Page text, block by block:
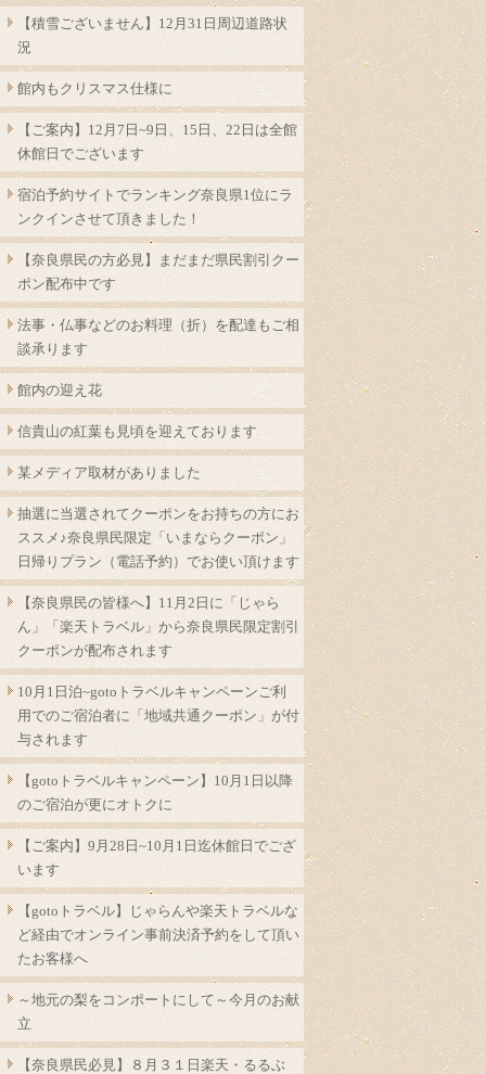
【積雪ございません】12月31日周辺道路状
況
館内もクリスマス仕様に
【ご案内】12月7日~9日、15日、22日は全館
休館日でございます
宿泊予約サイトでランキング奈良県1位にラ
ンクインさせて頂きました！
【奈良県民の方必見】まだまだ県民割引クー
ポン配布中です
法事・仏事などのお料理（折）を配達もご相
談承ります
館内の迎え花
信貴山の紅葉も見頃を迎えております
某メディア取材がありました
抽選に当選されてクーポンをお持ちの方にお
ススメ♪奈良県民限定「いまならクーポン」
日帰りプラン（電話予約）でお使い頂けます
【奈良県民の皆様へ】11月2日に「じゃら
ん」「楽天トラベル」から奈良県民限定割引
クーポンが配布されます
10月1日泊~gotoトラベルキャンペーンご利
用でのご宿泊者に「地域共通クーポン」が付
与されます
【gotoトラベルキャンペーン】10月1日以降
のご宿泊が更にオトクに
【ご案内】9月28日~10月1日迄休館日でござ
います
【gotoトラベル】じゃらんや楽天トラベルな
ど経由でオンライン事前決済予約をして頂い
たお客様へ
～地元の梨をコンポートにして～今月のお献
立
【奈良県民必見】８月３１日楽天・るるぶ